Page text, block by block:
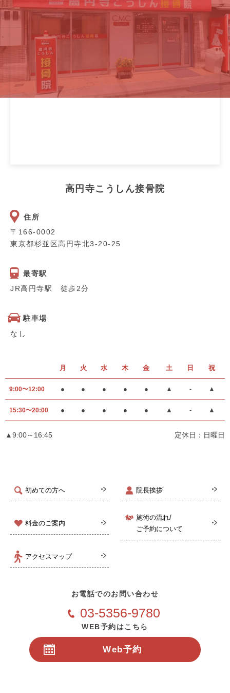
初めての方へ 院長挨拶
料金のご案内
施術の流れ/
ご予約について
アクセスマップ
高円寺こうしん接骨院
住所
〒166-0002
東京都杉並区高円寺北3-20-25
最寄駅
JR高円寺駅 徒歩2分
駐車場
なし
月 火 水 木 金 土 日 祝
9:00〜12:00 ● ● ● ● ● ▲ - ▲
15:30〜20:00 ● ● ● ● ● ▲ - ▲
▲9:00～16:45 定休日：日曜日
お電話でのお問い合わせ
03-5356-9780
WEB予約はこちら
Web予約